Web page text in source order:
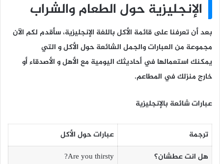
الإنجليزية حول الطعام والشراب
بعد أن تعرفنا على قائمة الأكل باللغة الإنجليزية، سأقدم لكم الآن
مجموعة من العبارات والجمل الشائعة حول الأكل و التي
يمكنك استعمالها في أحاديثك اليومية مع الأهل و الأصدقاء أو
خارج منزلك في المطاعم.
عبارات شائعة بالإنجليزية
ترجمة
عبارات حول الأكل
هل انت عطشان؟
Are you thirsty?